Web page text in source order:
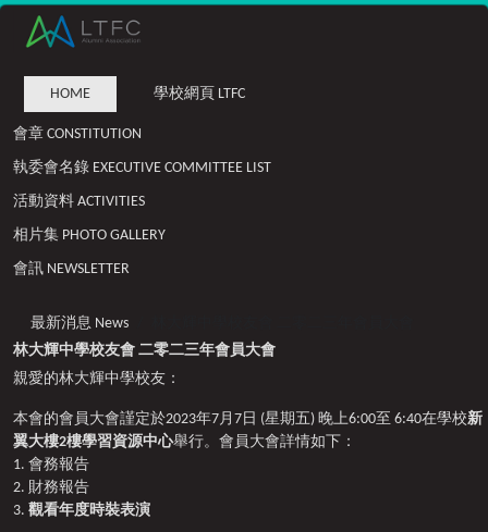
HOME 學校網頁 LTFC
會章 CONSTITUTION
執委會名錄 EXECUTIVE COMMITTEE LIST
活動資料 ACTIVITIES
相片集 PHOTO GALLERY
會訊 NEWSLETTER
最新消息 News
林大輝中學校友會 二零二三年會員大會
親愛的林大輝中學校友：
本會的會員大會謹定於2023年7月7日 (星期五) 晚上6:00至 6:40在學校新
翼大樓2樓學習資源中心舉行。會員大會詳情如下：
1. 會務報告
2. 財務報告
3. 觀看年度時裝表演